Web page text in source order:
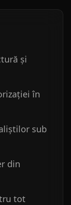
și
în
sub
din
tot